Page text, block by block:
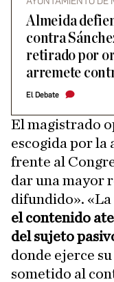
Almeida
contra
retirado por
arremete
El Debate
El magistrado
escogida por la
frente al
dar una mayor
difundido».
el contenido
del sujeto
donde ejerce
sometido al